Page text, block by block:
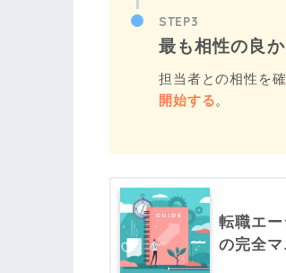
STEP3
最も相性の良
担当者との相性を
開始する。
転職エ
の完全